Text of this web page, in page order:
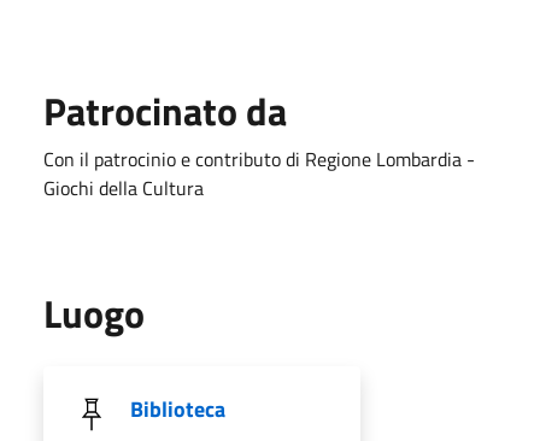
Patrocinato da
Con il patrocinio e contributo di Regione Lombardia -
Giochi della Cultura
Luogo
Biblioteca